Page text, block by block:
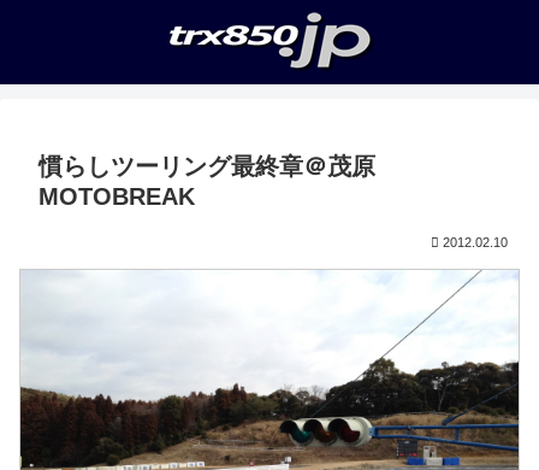
慣らしツーリング最終章＠茂原
MOTOBREAK
2012.02.10